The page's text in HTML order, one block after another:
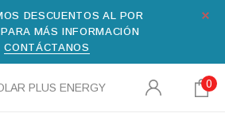
DESCUENTOS AL POR
MÁS INFORMACIÓN
CONTÁCTANOS
PLUS ENERGY 0